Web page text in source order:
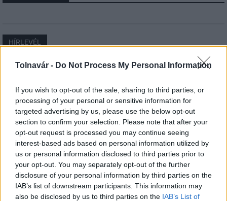
Tolnavár - Do Not Process My Personal Information
If you wish to opt-out of the sale, sharing to third parties, or
processing of your personal or sensitive information for
targeted advertising by us, please use the below opt-out
section to confirm your selection. Please note that after your
opt-out request is processed you may continue seeing
interest-based ads based on personal information utilized by
us or personal information disclosed to third parties prior to
your opt-out. You may separately opt-out of the further
disclosure of your personal information by third parties on the
IAB’s list of downstream participants. This information may
also be disclosed by us to third parties on the IAB’s List of
HÍRLEVÉL
Név
E-mail cím
Feliratkozom a hírlevélre és elfogadom azadatvédelmi
szabályzatot!
FELIRATKOZÁS